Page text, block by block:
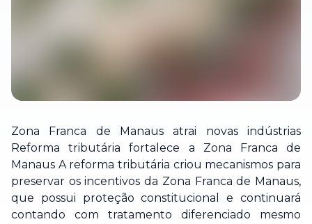
Zona Franca de Manaus atrai novas indústrias
Reforma tributária fortalece a Zona Franca de
Manaus A reforma tributária criou mecanismos para
preservar os incentivos da Zona Franca de Manaus,
que possui proteção constitucional e continuará
contando com tratamento diferenciado mesmo